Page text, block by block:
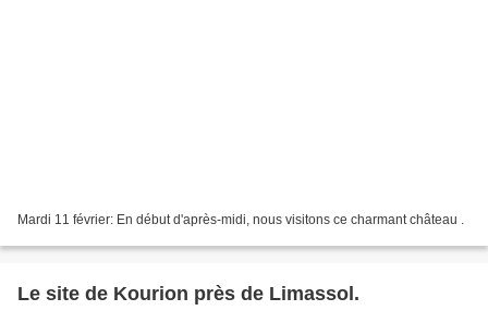
Mardi 11 février: En début d'après-midi, nous visitons ce charmant château .
Le site de Kourion près de Limassol.